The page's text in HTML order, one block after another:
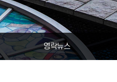
영락뉴스